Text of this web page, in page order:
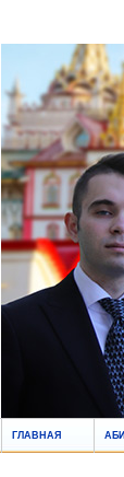
ГЛАВНАЯ